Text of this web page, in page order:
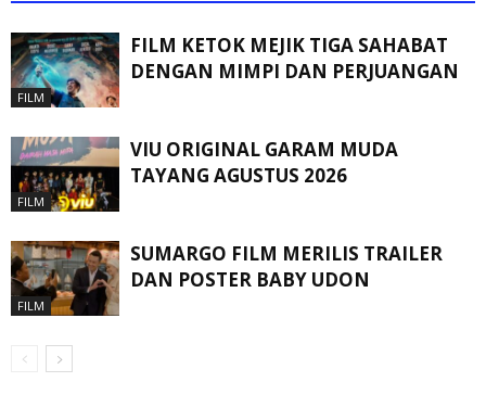
FILM
FILM KETOK MEJIK TIGA SAHABAT
DENGAN MIMPI DAN PERJUANGAN
FILM
VIU ORIGINAL GARAM MUDA
TAYANG AGUSTUS 2026
FILM
SUMARGO FILM MERILIS TRAILER
DAN POSTER BABY UDON